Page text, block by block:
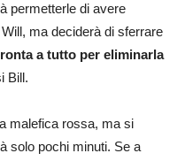
permetterle di avere
ma deciderà di sferrare
a tutto per eliminarla
Bill.
malefica rossa, ma si
solo pochi minuti. Se a